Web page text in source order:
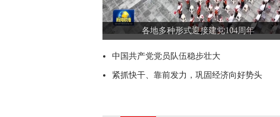
各地多种形式迎接建党104周年
中国共产党党员队伍稳步壮大
紧抓快干、靠前发力，巩固经济向好势头